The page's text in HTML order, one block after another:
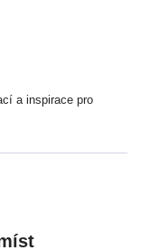
a inspirace pro